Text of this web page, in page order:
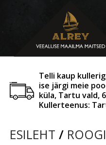
Telli kaup
ise järgi meie
küla, Tartu vald,
Kullerteenus:
ESILEHT /